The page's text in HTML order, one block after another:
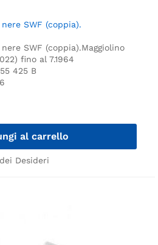
SWF (coppia).
SWF (coppia).Maggiolino
fino al 7.1964
425 B
al carrello
Desideri